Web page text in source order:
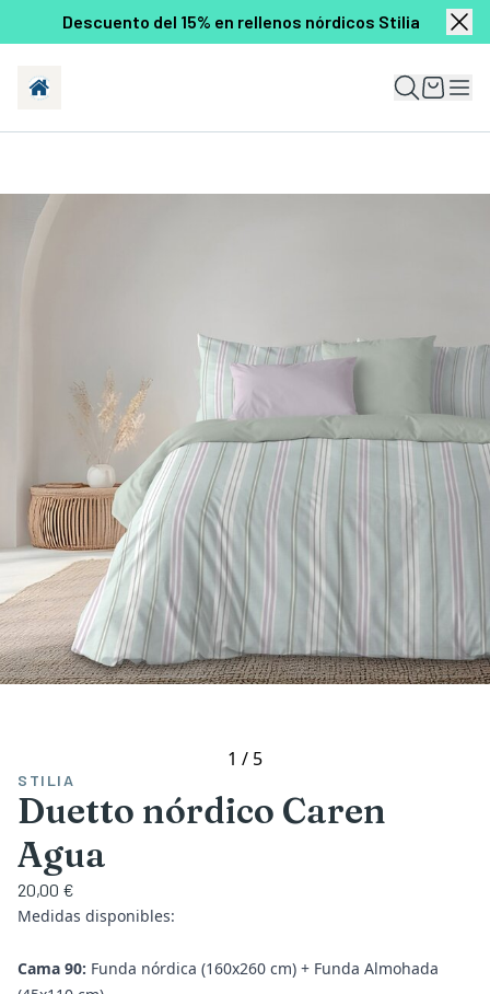
Descuento del 15% en rellenos nórdicos Stilia
1 / 5
STILIA
Duetto nórdico Caren
Agua
20,00 €
Medidas disponibles:
Cama 90: Funda nórdica (160x260 cm) + Funda Almohada